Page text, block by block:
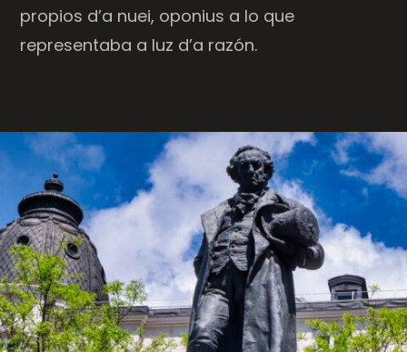
propios d’a nuei, oponius a lo que
representaba a luz d’a razón.